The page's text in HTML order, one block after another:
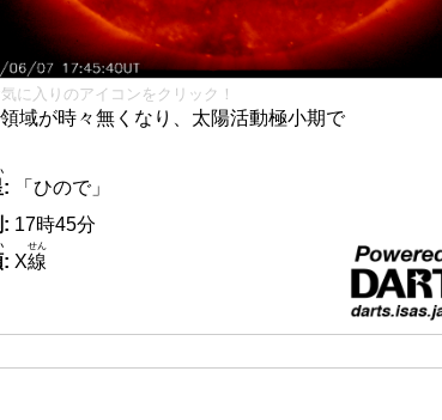
に入りのアイコンをクリック！
域が時々無くなり、太陽活動極小期で
:
「ひので」
: 17時45分
: X線
せん